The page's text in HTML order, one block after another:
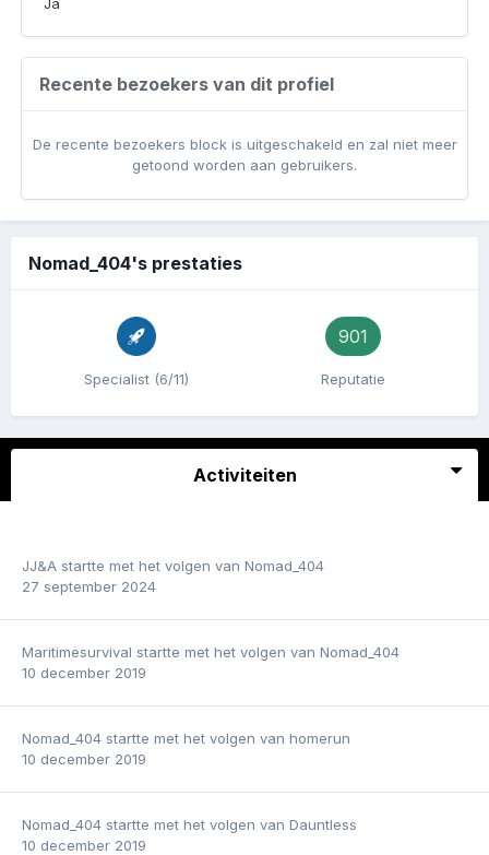
Recente bezoekers van dit profiel
De recente bezoekers block is uitgeschakeld en zal niet meer
getoond worden aan gebruikers.
Nomad_404's prestaties
Specialist (6/11)
901
Reputatie
Activiteiten
JJ&A startte met het volgen van Nomad_404
27 september 2024
Maritimesurvival startte met het volgen van Nomad_404
10 december 2019
Nomad_404 startte met het volgen van homerun
10 december 2019
Nomad_404 startte met het volgen van Dauntless
10 december 2019